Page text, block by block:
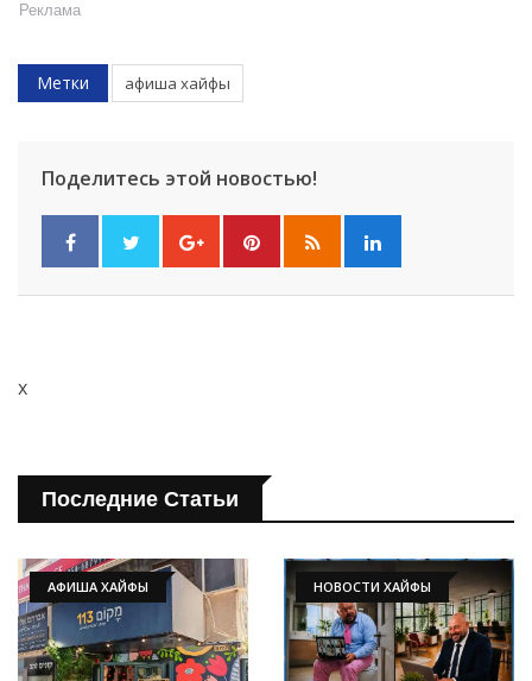
Реклама
Метки афиша хайфы
Поделитесь этой новостью!
x
Последние Статьи
АФИША ХАЙФЫ НОВОСТИ ХАЙФЫ